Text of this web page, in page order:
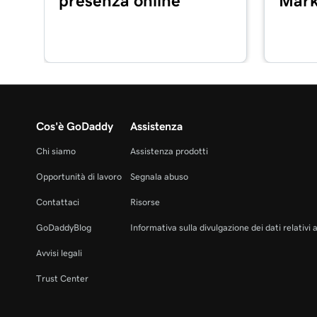
Lezione 18 (di 20)
Elabora una transazione utilizzando un codice QR
Aggiungi le immagini dei prodotti alla mia app di
Cos'è GoDaddy
Chi siamo
Opportunità di lavoro
Contattaci
GoDaddyBlog
Avvisi legali
Trust Center
Assistenza
Assistenza prodotti
Segnala abuso
Risorse
Informativa sulla divulgazione dei dati relativi